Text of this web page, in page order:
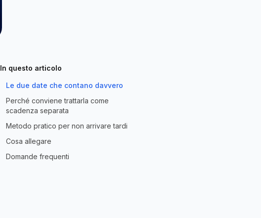
In questo articolo
Le due date che contano davvero
Perché conviene trattarla come
scadenza separata
Metodo pratico per non arrivare tardi
Cosa allegare
Domande frequenti